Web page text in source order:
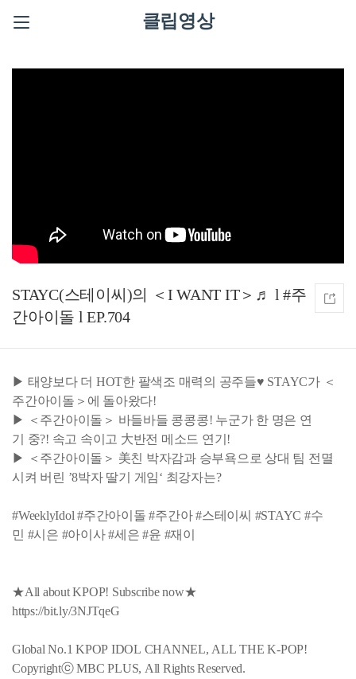
클립영상
STAYC(스테이씨)의 ＜I WANT IT＞♬ l #주
간아이돌 l EP.704
▶ 태양보다 더 HOT한 팔색조 매력의 공주들♥ STAYC가 ＜
주간아이돌＞에 돌아왔다!
▶ ＜주간아이돌＞ 바들바들 콩콩콩! 누군가 한 명은 연
기 중?! 속고 속이고 大반전 메소드 연기!
▶ ＜주간아이돌＞ 美친 박자감과 승부욕으로 상대 팀 전멸
시켜 버린 ’8박자 딸기 게임‘ 최강자는?
#WeeklyIdol #주간아이돌 #주간아 #스테이씨 #STAYC #수
민 #시은 #아이사 #세은 #윤 #재이
★All about KPOP! Subscribe now★
https://bit.ly/3NJTqeG
Global No.1 KPOP IDOL CHANNEL, ALL THE K-POP!
Copyrightⓒ MBC PLUS, All Rights Reserved.